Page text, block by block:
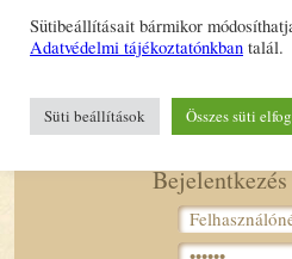
E-mail-
Sütibeállításait bármikor
Adatvédelmi tájékoztatónkban talál.
Süti beállítások Összes süti